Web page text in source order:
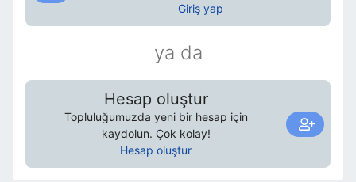
Giriş yap
ya da
Hesap oluştur
Topluluğumuzda yeni bir hesap için
kaydolun. Çok kolay!
Hesap oluştur